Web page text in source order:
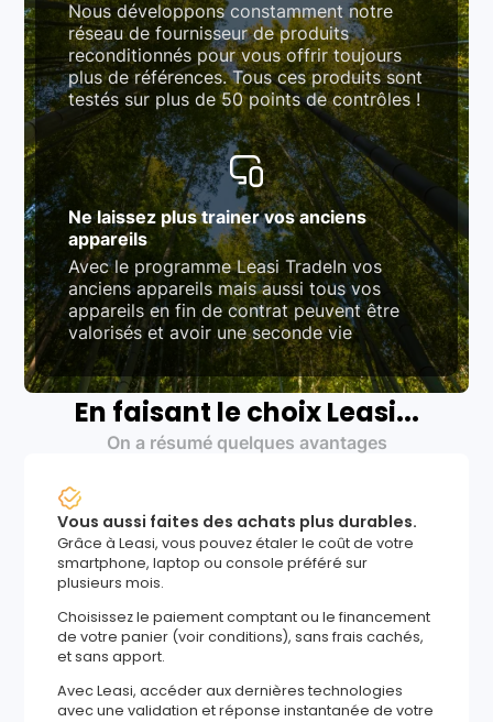
Nous développons constamment notre
réseau de fournisseur de produits
reconditionnés pour vous offrir toujours
plus de références. Tous ces produits sont
testés sur plus de 50 points de contrôles !
Ne laissez plus trainer vos anciens
appareils
Avec le programme Leasi TradeIn vos
anciens appareils mais aussi tous vos
appareils en fin de contrat peuvent être
valorisés et avoir une seconde vie
En faisant le choix Leasi...
On a résumé quelques avantages
Vous aussi faites des achats plus durables.
Grâce à Leasi, vous pouvez étaler le coût de votre
smartphone, laptop ou console préféré sur
plusieurs mois.
Choisissez le paiement comptant ou le financement
de votre panier (voir conditions), sans frais cachés,
et sans apport.
Avec Leasi, accéder aux dernières technologies
avec une validation et réponse instantanée de votre